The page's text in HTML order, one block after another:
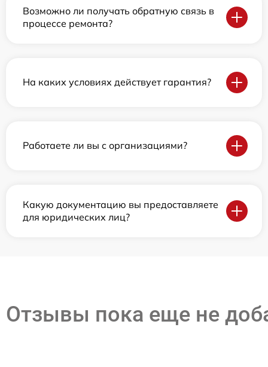
Возможно ли получать обратную связь в
процессе ремонта?
На каких условиях действует гарантия?
Работаете ли вы с организациями?
Какую документацию вы предоставляете
для юридических лиц?
Отзывы пока еще не